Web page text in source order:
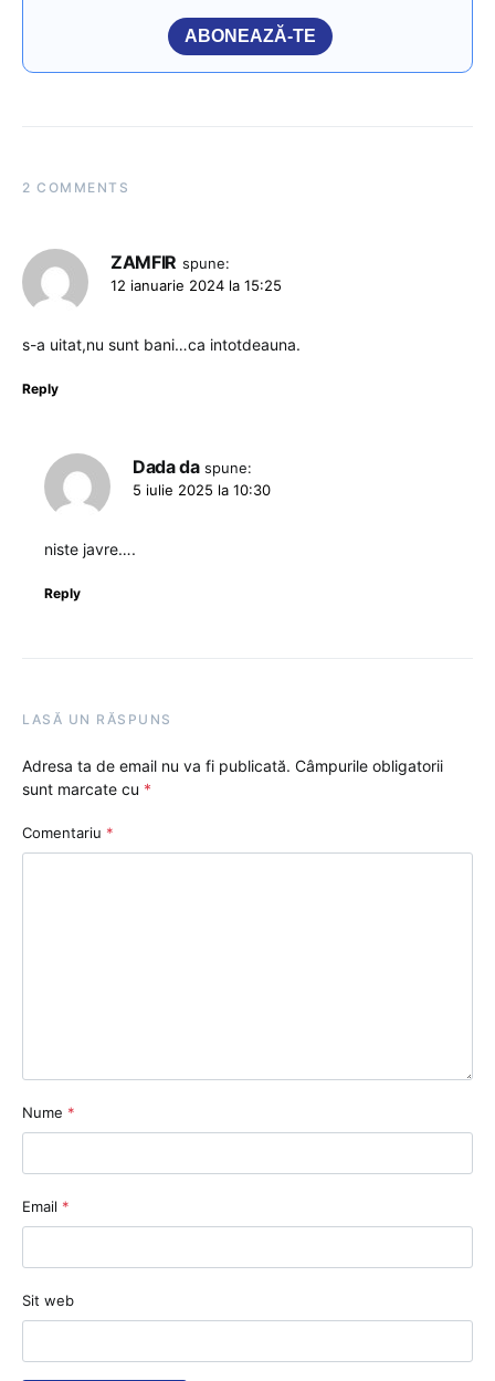
ABONEAZĂ-TE
2 COMMENTS
ZAMFIR spune:
12 ianuarie 2024 la 15:25
s-a uitat,nu sunt bani…ca intotdeauna.
Reply
Dada da spune:
5 iulie 2025 la 10:30
niste javre….
Reply
LASĂ UN RĂSPUNS
Adresa ta de email nu va fi publicată. Câmpurile obligatorii
sunt marcate cu *
Comentariu *
Nume *
Email *
Sit web